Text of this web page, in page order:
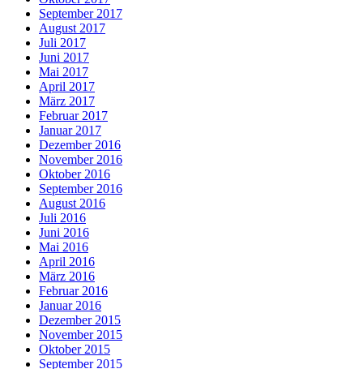
September 2017
August 2017
Juli 2017
Juni 2017
Mai 2017
April 2017
März 2017
Februar 2017
Januar 2017
Dezember 2016
November 2016
Oktober 2016
September 2016
August 2016
Juli 2016
Juni 2016
Mai 2016
April 2016
März 2016
Februar 2016
Januar 2016
Dezember 2015
November 2015
Oktober 2015
September 2015